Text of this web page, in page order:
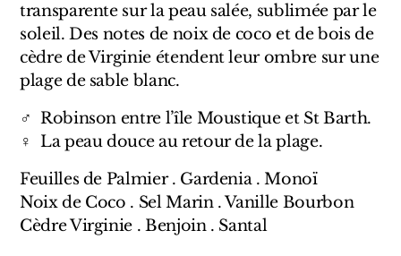
transparente sur la peau salée, sublimée par le
soleil. Des notes de noix de coco et de bois de
cèdre de Virginie étendent leur ombre sur une
plage de sable blanc.
♂ Robinson entre l’île Moustique et St Barth.
♀ La peau douce au retour de la plage.
Feuilles de Palmier . Gardenia . Monoï
Noix de Coco . Sel Marin . Vanille Bourbon
Cèdre Virginie . Benjoin . Santal
Marques Italiennes
Eau D'Italie
Santa Maria Novella
Profumum Roma
Marques Suisses
Créateur Olfactif Genève